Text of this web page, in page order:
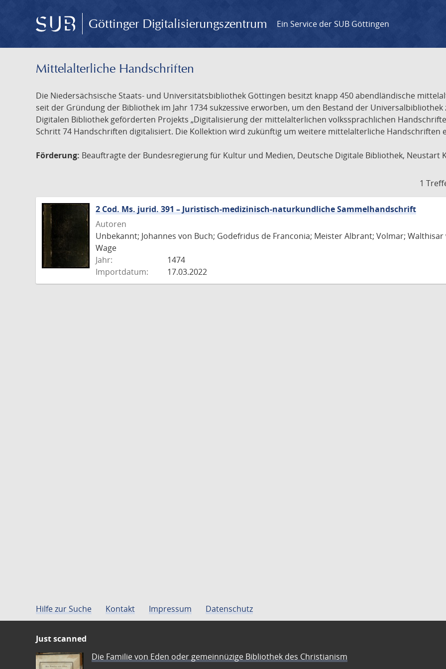
Göttinger Digitalisierungszentrum Ein Service der SUB Göttingen
Mittelalterliche Handschriften
Die Niedersächsische Staats- und Universitätsbibliothek Göttingen besitzt knapp 450 abendländische
seit der Gründung der Bibliothek im Jahr 1734 sukzessive erworben, um den Bestand der
Digitalen Bibliothek geförderten Projekts „Digitalisierung der mittelalterlichen volkssprachlichen
Schritt 74 Handschriften digitalisiert. Die Kollektion wird zukünftig um weitere mittelalterliche Handschriften
Förderung: Beauftragte der Bundesregierung für Kultur und Medien, Deutsche Digitale Bibliothek, Neustart
1
2 Cod. Ms. jurid. 391 – Juristisch-medizinisch-naturkundliche Sammelhandschrift
Autoren
Unbekannt; Johannes von Buch; Godefridus de Franconia; Meister Albrant; Volmar;
Wage
Jahr:
1474
Importdatum:
17.03.2022
Hilfe zur Suche Kontakt Impressum Datenschutz
Just scanned
Die Familie von Eden oder gemeinnüzige Bibliothek des Christianism